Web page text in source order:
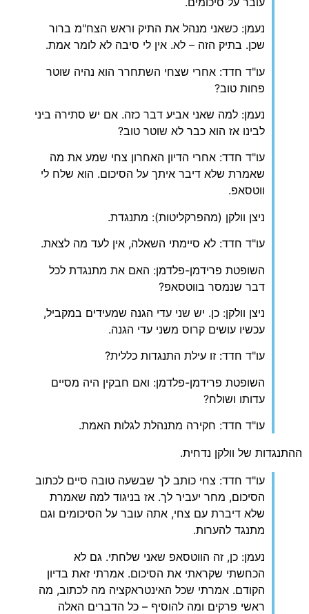
נעמן: כשאני מנהל את התיק וראש הצח"מ ברור
שכן. בתיק הזה – לא. אין לי סיבה לא לומר אמת.
עו"ד חדד: אחרי שצחי השתחרר הוא נהיה שוטר
פחות טוב?
נעמן: למה שאני אביע דבר כזה. אם יש סתירה ביני
לבינו אז הוא כבר לא שוטר טוב?
עו"ד חדד: אחרי הדיון האחרון צחי שמע את מה
שאמרת שלא דיבר איתך על הסיכום. הוא שלח לי
ווטסאפ.
ניצן וולקן (מהפרקליטות): מתנגדת.
עו"ד חדד: לא סיימתי השאלה, אין לעד מה לצאת.
השופטת פרידמן-פלדמן: האם את מתנגדת לכל
דבר שנמסר בווטסאפ?
ניצן וולקן: כן. יש שני עדי הגנה שמעידים במקביל,
עכשיו עושים קרוס משני עדי הגנה.
עו"ד חדד: זו עילת התנגדות כללית?
השופטת פרידמן-פלדמן: ואם חבקין היה מסיים
עדותו ושולח?
עו"ד חדד: חקירה מתנהלת לגלות האמת.
ההתנגדות של וולקן נדחית.
עו"ד חדד: צחי כותב לך שבשעה טובה סיים לכתוב
הסיכום, מחר יעביר לך. אז בניגוד למה שאמרת
שלא דיברת עם צחי, אתה עובר על הסיכומים וגם
מתנגד להערות.
נעמן: כן, זה הווטסאפ שאני שלחתי. גם לא
הכחשתי שקראתי את הסיכום. אמרתי זאת בדיון
הקודם. אמרתי שכל האינטראקציה מה לכתוב, מה
ראשי פרקים ומה להוסיף – כל הדברים האלה